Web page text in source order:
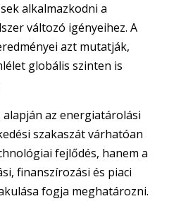
alkalmazkodni a
változó igényeihez. A
azt mutatják,
globális szinten is
az energiatárolási
szakaszát várhatóan
fejlődés, hanem a
finanszírozási és piaci
fogja meghatározni.